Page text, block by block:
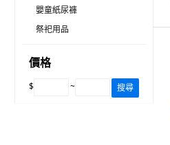
嬰童紙尿褲
祭祀用品
價格
$ ~ 搜尋